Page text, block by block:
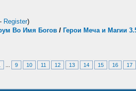
Register)
Во Имя Богов / Герои Меча и Магии
9 10 11 12 13 14 15 16 17